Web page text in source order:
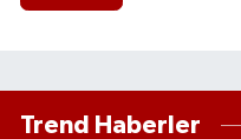
Trend Haberler